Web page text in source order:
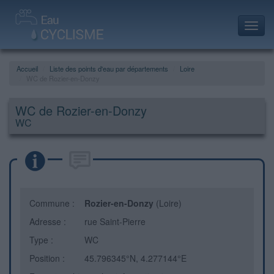
Accueil Liste des points d'eau par départements
Loire
WC de Rozier-en-Donzy
WC
Commune : Rozier-en-Donzy (Loire)
Adresse :
rue Saint-Pierre
Type :
WC
Position :
45.796345°N, 4.277144°E